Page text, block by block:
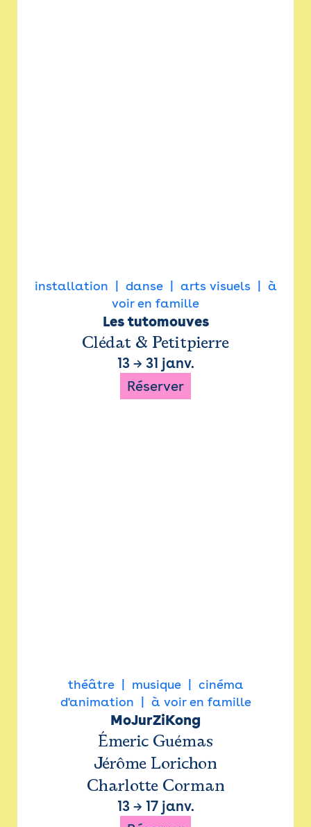
installation danse arts visuels
à
voir en famille
Les tutomouves
Clédat & Petitpierre
13→ 31 janv.
Réserver
théâtre musique
cinéma
d'animation
à voir en famille
MoJurZiKong
Émeric Guémas
Jérôme Lorichon
Charlotte Corman
13→ 17 janv.